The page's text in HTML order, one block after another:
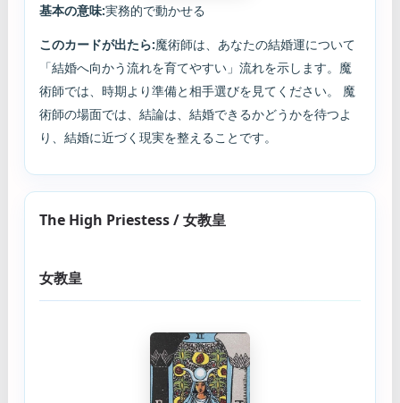
基本の意味:実務的で動かせる
このカードが出たら:魔術師は、あなたの結婚運について
「結婚へ向かう流れを育てやすい」流れを示します。魔
術師では、時期より準備と相手選びを見てください。 魔
術師の場面では、結論は、結婚できるかどうかを待つよ
り、結婚に近づく現実を整えることです。
The High Priestess / 女教皇
女教皇